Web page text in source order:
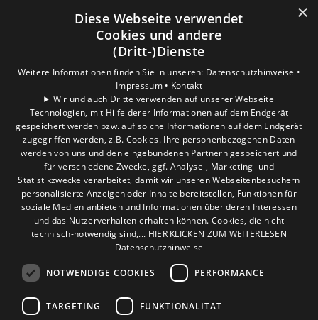
Weitere Informationen finden Sie in unserer
Datenschutzerklärung.
COOKIE-EINSTELLUNGEN ÖFFNEN
×
Diese Webseite verwendet
Cookies und andere
(Dritt-)Dienste
Weitere Informationen finden Sie in unseren: Datenschutzhinweise •
Impressum • Kontakt
Wir und auch Dritte verwenden auf unserer Webseite
Technologien, mit Hilfe derer Informationen auf dem Endgerät
gespeichert werden bzw. auf solche Informationen auf dem Endgerät
zugegriffen werden, z.B. Cookies. Ihre personenbezogenen Daten
werden von uns und den eingebundenen Partnern gespeichert und
für verschiedene Zwecke, ggf. Analyse-, Marketing- und
Statistikzwecke verarbeitet, damit wir unseren Webseitenbesuchern
personalisierte Anzeigen oder Inhalte bereitstellen, Funktionen für
soziale Medien anbieten und Informationen über deren Interessen
und das Nutzerverhalten erhalten können. Cookies, die nicht
technisch-notwendig sind,... HIER KLICKEN ZUM WEITERLESEN
Datenschutzhinweise
NOTWENDIGE COOKIES PERFORMANCE
TARGETING FUNKTIONALITÄT